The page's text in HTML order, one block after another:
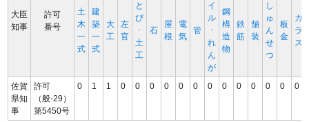
大臣
知事
許可
番号
土
木
一
式
建
築
一
式
大
工
左
官
と
び
･
土
工
石
屋
根
電
気
管
イ
ル
･
れ
ん
が
鋼
構
造
物
鉄
筋
舗
装
し
ゅ
ん
せ
つ
板
金
ガ
ラ
ス
佐賀
県知
事
許可
（般-29）
第5450号
0 1 1 0 0 0 0 0 0 0 0 0 0 0 0 0